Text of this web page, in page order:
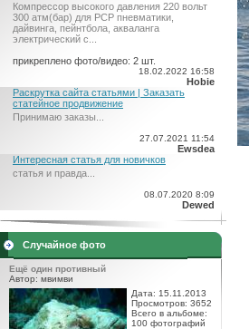
Компрессор высокого давления 220 вольт
300 атм(бар) для PCP пневматики,
дайвинга, пейнтбола, акваланга
электрический c...
прикреплено фото/видео: 2 шт.
18.02.2022 16:58
Hobie
Раскрутка сайта статьями | Заказать
статейное продвижение
Принимаю заказы...
27.07.2021 11:54
Ewsdea
Интересная статья для новичков
статья и правда...
08.07.2020 8:09
Dewed
Случайное фото
Ещё один противный
Автор: мвимви
Дата: 15.11.2013
Просмотров: 3652
Всего в альбоме:
100 фотографий